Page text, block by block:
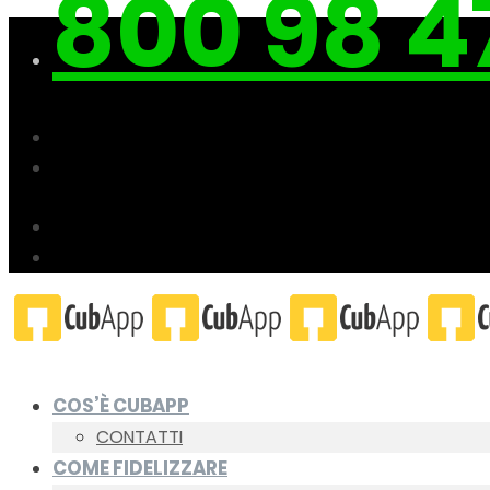
800 98
COS’È CUBAPP
CONTATTI
COME FIDELIZZARE